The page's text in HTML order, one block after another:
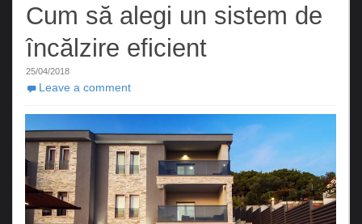
Cum să alegi un sistem de
încălzire eficient
25/04/2018
Leave a comment